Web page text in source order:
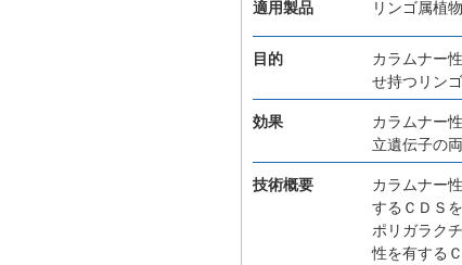
適用製品 リンゴ属植
目的
カラムナー
せ持つリン
効果
カラムナー
立遺伝子の
技術概要
カラムナー
するＣＤＳ
ポリガラク
性を有する